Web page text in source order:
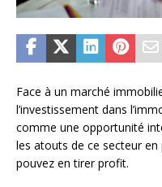
Face à un marché
l’investissement dans
comme une opportunité
les atouts de ce secteur
pouvez en tirer profit.